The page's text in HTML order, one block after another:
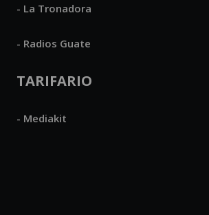
- La Tronadora
- Radios Guate
TARIFARIO
- Mediakit